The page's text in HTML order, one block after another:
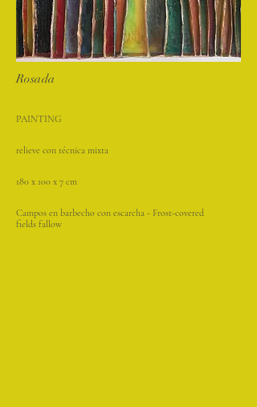
Rosada
PAINTING
relieve con técnica mixta
180 x 100 x 7 cm
Campos en barbecho con escarcha - Frost-covered
fields fallow